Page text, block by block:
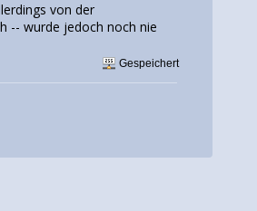
von der
-- wurde jedoch noch nie
Gespeichert